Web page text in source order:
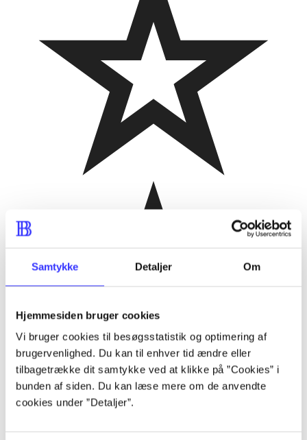
Samtykke Detaljer Om
Hjemmesiden bruger cookies
Vi bruger cookies til besøgsstatistik og optimering af
brugervenlighed. Du kan til enhver tid ændre eller
tilbagetrække dit samtykke ved at klikke på ”Cookies” i
bunden af siden. Du kan læse mere om de anvendte
cookies under ”Detaljer”.